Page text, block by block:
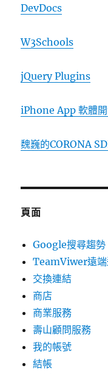
DevDocs
W3Schools
jQuery Plugins
iPhone App 軟體
魏巍的CORONA
頁面
Google搜尋趨勢
TeamViwer遠端
交換連結
商店
商業服務
壽山顧問服務
我的帳號
結帳